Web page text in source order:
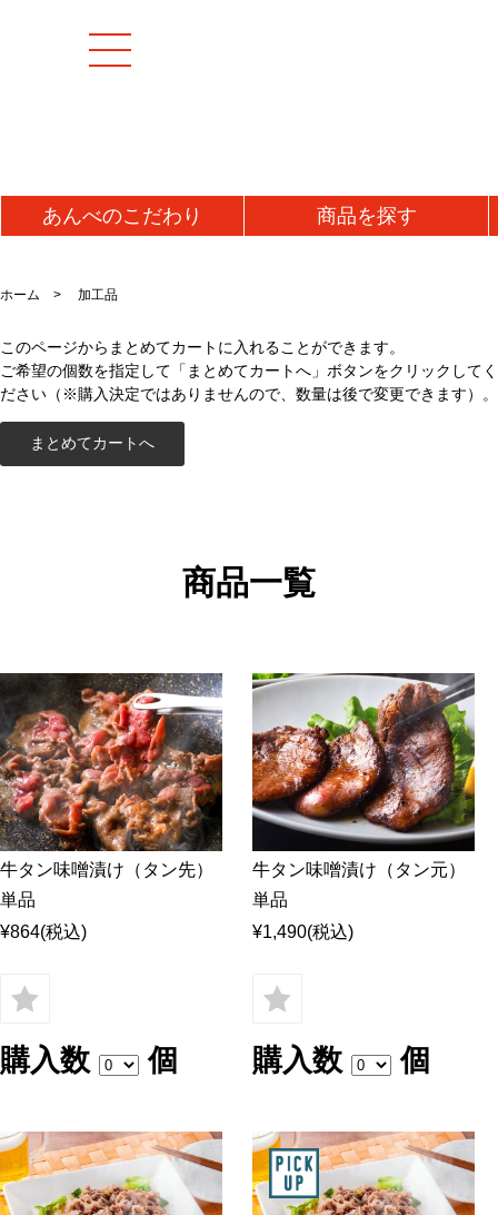
あんべのこだわり 商品を探す
[お値打ち品]
初回お試し
送料無料・送料込み
ラムカタロース肉
ラム特選ロース肉
ラムショートロイン
ラムテンダーロイン
ラムTボーンステーキ
マトンロース肉(チルド)
マトンロース肉(解凍)
味噌
ジン
ジン
火鍋
地ビ
ホーム 加工品
このページからまとめてカートに入れることができます。
ご希望の個数を指定して「まとめてカートへ」ボタンをクリックしてく
ださい（※購入決定ではありませんので、数量は後で変更できます）。
商品一覧
牛タン味噌漬け（タン先）
単品
¥864(税込)
購入数 個
牛タン味噌漬け（タン元）
単品
¥1,490(税込)
購入数 個